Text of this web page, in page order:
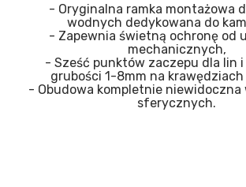
- Oryginalna ramka montażowa
wodnych dedykowana do
- Zapewnia świetną ochronę od
mechanicznych,
- Sześć punktów zaczepu dla lin
grubości 1-8mm na krawędziach
- Obudowa kompletnie niewidoczna
sferycznych.